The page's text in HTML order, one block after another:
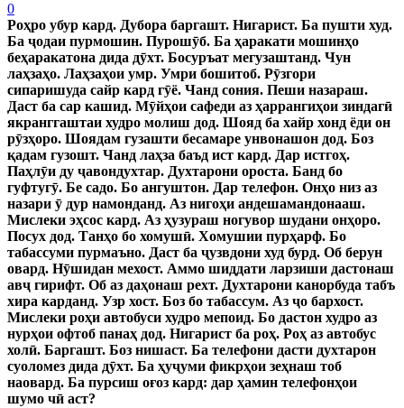
0
Роҳро убур кард. Дубора баргашт. Нигарист. Ба пушти худ.
Ба ҷодаи пурмошин. Пурошӯб. Ба ҳаракати мошинҳо
беҳаракатона дида дӯхт. Босуръат мегузаштанд. Чун
лаҳзаҳо. Лаҳзаҳои умр. Умри бошитоб. Рӯзгори
сипаришуда сайр кард гӯё. Чанд сония. Пеши назараш.
Даст ба сар кашид. Мӯйҳои сафеди аз ҳаррангиҳои зиндагӣ
якранггаштаи худро молиш дод. Шояд ба хайр хонд ёди он
рӯзҳоро. Шоядам гузашти бесамаре унвонашон дод. Боз
қадам гузошт. Чанд лаҳза баъд ист кард. Дар истгоҳ.
Паҳлӯи ду ҷавондухтар. Духтарони ороста. Банд бо
гуфтугӯ. Бе садо. Бо ангуштон. Дар телефон. Онҳо низ аз
назари ӯ дур намонданд. Аз нигоҳи андешамандонааш.
Мислеки эҳсос кард. Аз ҳузураш ногувор шудани онҳоро.
Посух дод. Танҳо бо хомушӣ. Хомушии пурҳарф. Бо
табассуми пурмаъно. Даст ба ҷузвдони худ бурд. Об берун
овард. Нӯшидан мехост. Аммо шиддати ларзиши дастонаш
авҷ гирифт. Об аз даҳонаш рехт. Духтарони канорбуда табъ
хира карданд. Узр хост. Боз бо табассум. Аз ҷо бархост.
Мислеки роҳи автобуси худро мепоид. Бо дастон худро аз
нурҳои офтоб панаҳ дод. Нигарист ба роҳ. Роҳ аз автобус
холӣ. Баргашт. Боз нишаст. Ба телефони дасти духтарон
суоломез дида дӯхт. Ба ҳуҷуми фикрҳои зеҳнаш тоб
наовард. Ба пурсиш оғоз кард: дар ҳамин телефонҳои
шумо чӣ аст?